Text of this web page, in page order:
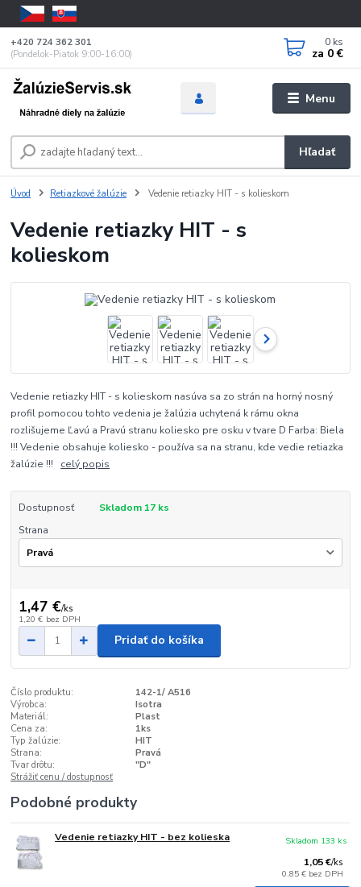
Menu
Hľadať
+420 724 362 301
(Pondelok-Piatok 9:00-16:00)
0 ks
za 0 €
Úvod Retiazkové žalúzie Vedenie retiazky HIT - s kolieskom
Vedenie retiazky HIT - s
kolieskom
Vedenie retiazky HIT - s kolieskom nasúva sa zo strán na horný nosný
profil pomocou tohto vedenia je žalúzia uchytená k rámu okna
rozlišujeme Ľavú a Pravú stranu koliesko pre osku v tvare D Farba: Biela
!!! Vedenie obsahuje koliesko - používa sa na stranu, kde vedie retiazka
žalúzie !!! celý popis
Dostupnosť
Skladom 17 ks
Strana
1,47 €/ks
1,20 € bez DPH
Pridať do košíka
Číslo produktu:
142-1/ A516
Výrobca:
Isotra
Materiál:
Plast
Cena za:
1ks
Typ žalúzie:
HIT
Strana:
Pravá
Tvar drôtu:
"D"
Strážiť cenu / dostupnosť
Podobné produkty
Vedenie retiazky HIT - bez kolieska
1,05 €/ks
0,85 € bez DPH
Skladom 133 ks